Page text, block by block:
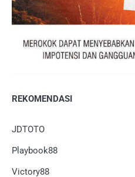
REKOMENDASI
JDTOTO
Playbook88
Victory88